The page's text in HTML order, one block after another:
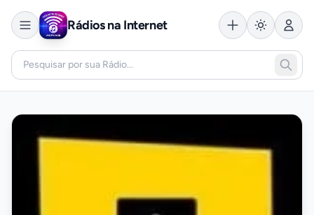
Rádios na Internet